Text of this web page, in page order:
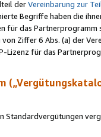
derVereinbarung zur
Begriffe haben die
für das
Ziffer 6 Abs. (a) der
Lizenz für das